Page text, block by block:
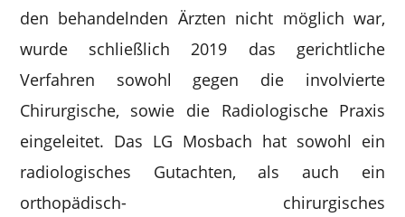
den behandelnden Ärzten nicht möglich war,
wurde schließlich 2019 das gerichtliche
Verfahren sowohl gegen die involvierte
Chirurgische, sowie die Radiologische Praxis
eingeleitet. Das LG Mosbach hat sowohl ein
radiologisches Gutachten, als auch ein
orthopädisch- chirurgisches